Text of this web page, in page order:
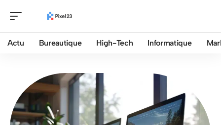
Actu Bureautique High-Tech Informatique